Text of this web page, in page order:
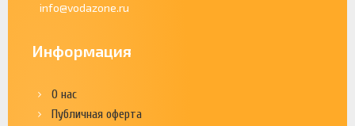
info@vodazone.ru
Информация
О нас
Публичная оферта